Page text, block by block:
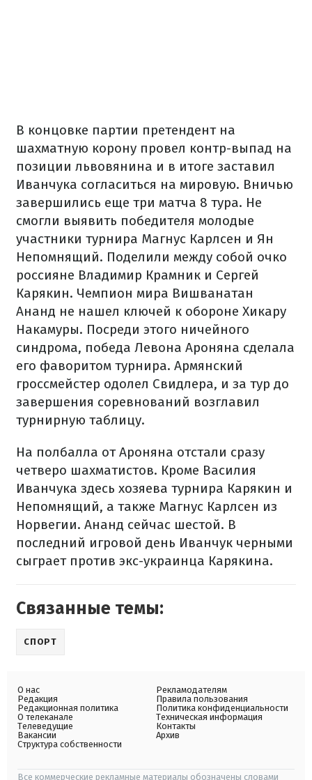
В концовке партии претендент на
шахматную корону провел контр-выпад на
позиции львовянина и в итоге заставил
Иванчука согласиться на мировую. Вничью
завершились еще три матча 8 тура. Не
смогли выявить победителя молодые
участники турнира Магнус Карлсен и Ян
Непомнящий. Поделили между собой очко
россияне Владимир Крамник и Сергей
Карякин. Чемпион мира Вишванатан
Ананд не нашел ключей к обороне Хикару
Накамуры. Посреди этого ничейного
синдрома, победа Левона Ароняна сделала
его фаворитом турнира. Армянский
гроссмейстер одолел Свидлера, и за тур до
завершения соревнований возглавил
турнирную таблицу.
На полбалла от Ароняна отстали сразу
четверо шахматистов. Кроме Василия
Иванчука здесь хозяева турнира Карякин и
Непомнящий, а также Магнус Карлсен из
Норвегии. Ананд сейчас шестой. В
последний игровой день Иванчук черными
сыграет против экс-украинца Карякина.
Связанные темы:
СПОРТ
О нас
Редакция
Редакционная политика
О телеканале
Телеведущие
Вакансии
Структура собственности
Рекламодателям
Правила пользования
Политика конфиденциальности
Техническая информация
Контакты
Архив
Все коммерческие рекламные материалы обозначены словами